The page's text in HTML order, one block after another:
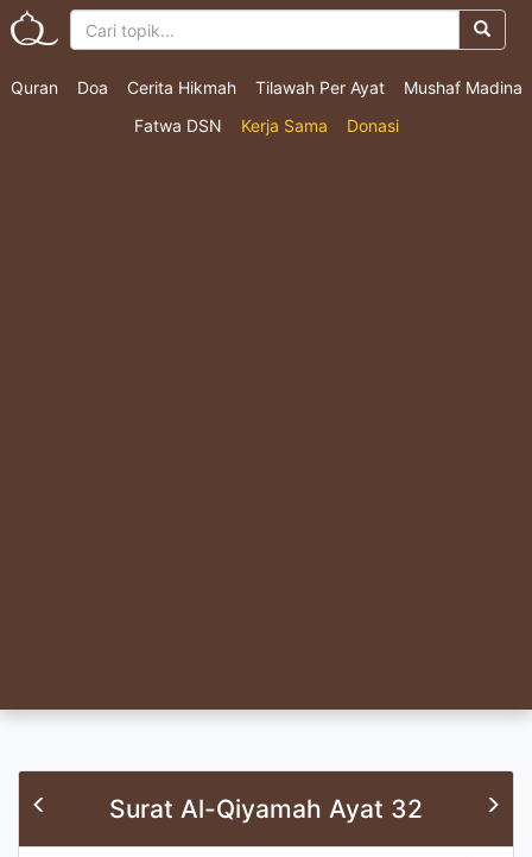
Quran Doa Cerita Hikmah Tilawah Per Ayat
Mushaf Madina
Fatwa DSN
Kerja Sama Donasi
Surat Al-Qiyamah Ayat 32